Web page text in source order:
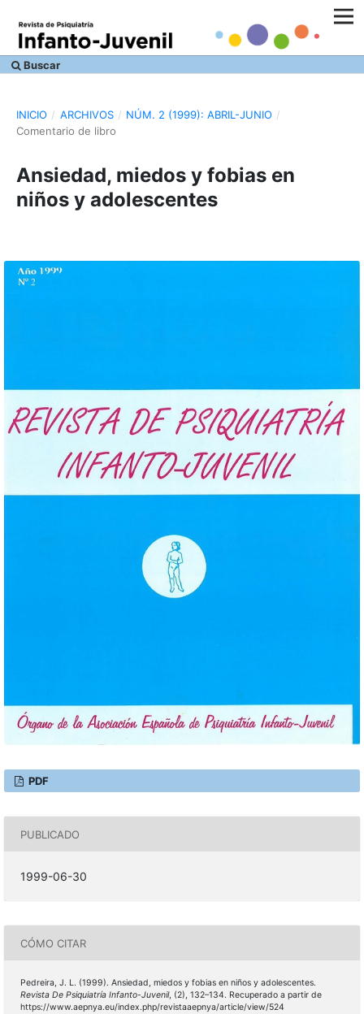
Buscar
INICIO / ARCHIVOS / NÚM. 2 (1999): ABRIL-JUNIO /
Comentario de libro
Ansiedad, miedos y fobias en
niños y adolescentes
PDF
PUBLICADO
1999-06-30
CÓMO CITAR
Pedreira, J. L. (1999). Ansiedad, miedos y fobias en niños y adolescentes.
Revista De Psiquiatría Infanto-Juvenil, (2), 132–134. Recuperado a partir de
https://www.aepnya.eu/index.php/revistaaepnya/article/view/524